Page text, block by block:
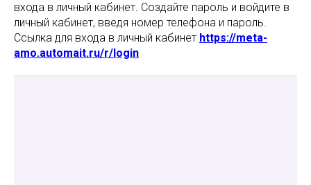
входа в личный кабинет. Создайте пароль и войдите в
личный кабинет, введя номер телефона и пароль.
Ссылка для входа в личный кабинет https://meta-
amo.automait.ru/r/login